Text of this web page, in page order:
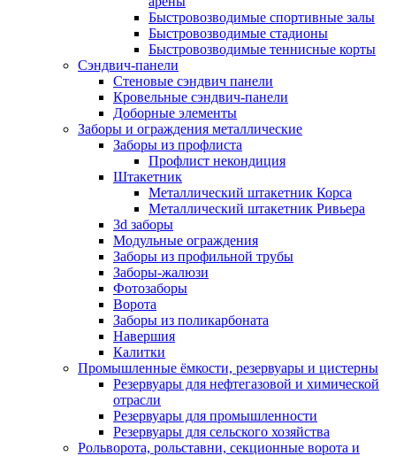
Быстровозводимые спортивные залы
Быстровозводимые стадионы
Быстровозводимые теннисные корты
Сэндвич-панели
Стеновые сэндвич панели
Кровельные сэндвич-панели
Доборные элементы
Заборы и ограждения металлические
Заборы из профлиста
Профлист некондиция
Штакетник
Металлический штакетник Корса
Металлический штакетник Ривьера
3d заборы
Модульные ограждения
Заборы из профильной трубы
Заборы-жалюзи
Фотозаборы
Ворота
Заборы из поликарбоната
Навершия
Калитки
Промышленные ёмкости, резервуары и цистерны
Резервуары для нефтегазовой и химической
отрасли
Резервуары для промышленности
Резервуары для сельского хозяйства
Рольворота, рольставни, секционные ворота и